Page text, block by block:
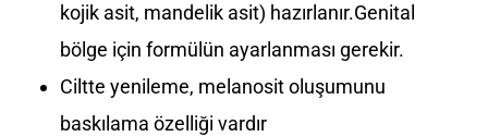
kojik asit, mandelik asit) hazırlanır.Genital
bölge için formülün ayarlanması gerekir.
Ciltte yenileme, melanosit oluşumunu
baskılama özelliği vardır